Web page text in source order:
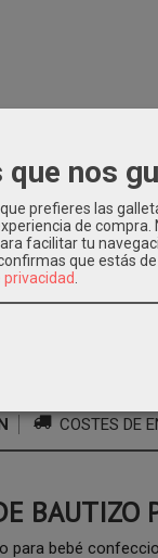
Tags:eva-martinez-
para-bebes
ropa-bautizo-
COSTES DE
BAUTIZO
para bebé
que nos
prefieres las
de
facilitar tu
que estás
.